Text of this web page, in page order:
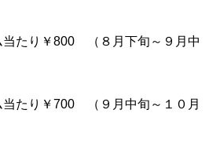
当たり￥800 （８月下旬～９月中
当たり￥700 （９月中旬～１０月